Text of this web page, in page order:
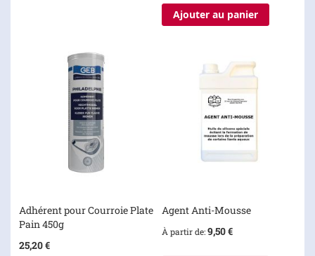
Ajouter au panier
Adhérent pour Courroie Plate
Pain 450g
25,20 €
Agent Anti-Mousse
À partir de 9,50 €